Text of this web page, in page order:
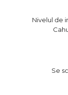
Nivelul de
Se